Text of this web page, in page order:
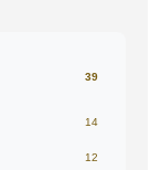
39
14
12